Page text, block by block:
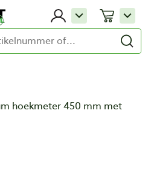
hoekmeter 450 mm met